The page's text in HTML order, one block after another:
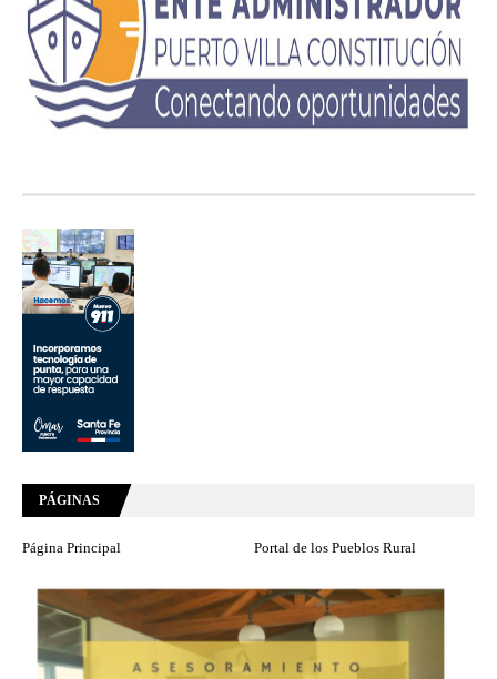
PÁGINAS
Página Principal Portal de los Pueblos Rural